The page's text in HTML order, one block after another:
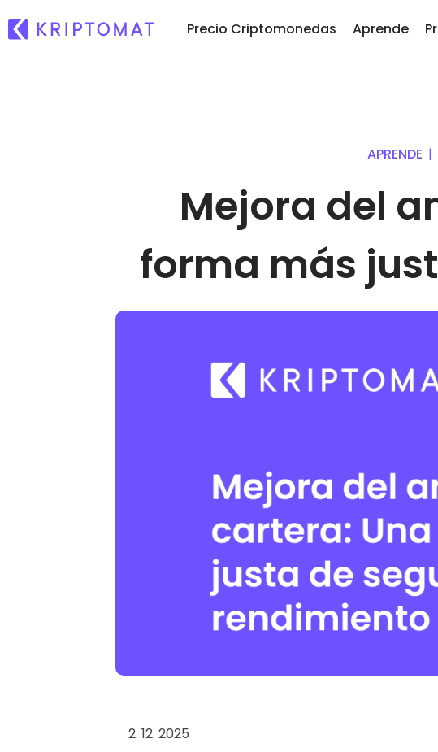
Precio Criptomonedas
Encontrar oportunidades de
Si hubiera
…hoy valdría
Aprende
criptomonedas
Más de 1.000 opciones de
emparejamiento
Una forma inteligente de invertir
criptomonedas
Monedero Kriptomat
seguro y sencillo
APRENDE |
Mejora del
forma más
2. 12. 2025